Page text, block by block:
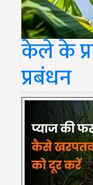
केले के
प्रबंधन